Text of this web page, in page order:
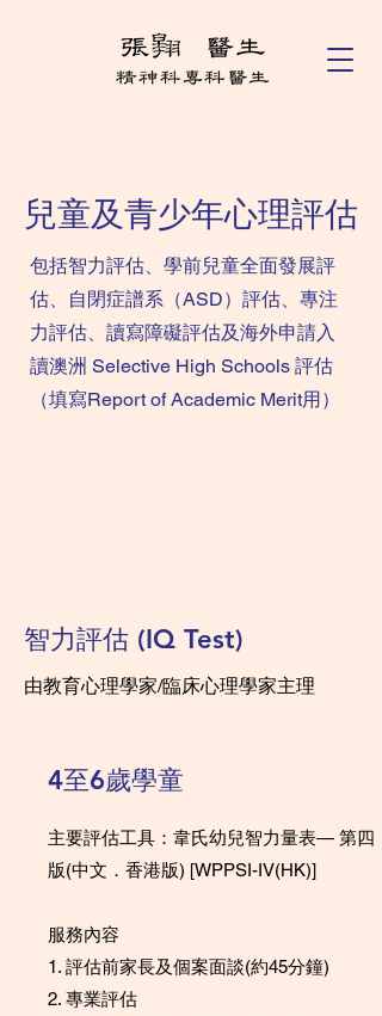
兒童及青少年心理評估
包括智力評估、學前兒童全面發展評
估、自閉症譜系（ASD）評估、專注
力評估、讀寫障礙評估及海外申請入
讀澳洲 Selective High Schools 評估
（填寫Report of Academic Merit用）
智力評估 (IQ Test)
由教育心理學家/臨床心理學家主理
4至6歲學童
主要評估工具：韋氏幼兒智力量表— 第四
版(中文．香港版) [WPPSI-IV(HK)]
服務內容
1. 評估前家長及個案面談(約45分鐘)
2. 專業評估